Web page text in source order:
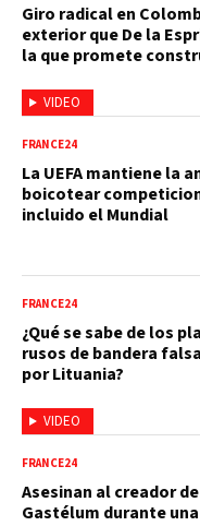
VIDEO
Giro radical en
exterior que De la
la que promete
FRANCE24
La UEFA mantiene la
boicotear
incluido el Mundial
VIDEO
FRANCE24
¿Qué se sabe de los
rusos de bandera
por Lituania?
FRANCE24
Asesinan al creador
Gastélum durante